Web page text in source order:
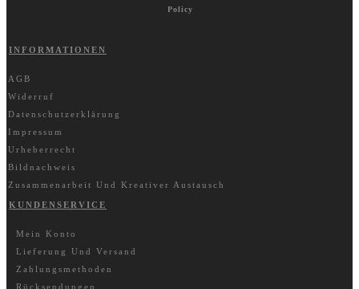
Policy
INFORMATIONEN
AGB
Widerruf
Datenschutzerklärung
Impressum
Urheberrecht
Bildnachweis
Zusammenarbeit Und Kreativer Austausch
KUNDENSERVICE
Mein Konto
Lieferung Und Versand
Zahlungsmethoden
Rücksendungen